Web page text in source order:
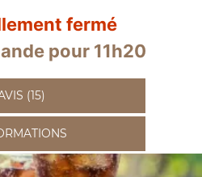
fermé
pour 11h20
(15)